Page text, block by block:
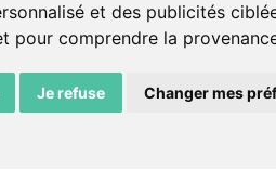
et des publicités
pour comprendre la
Je refuse Changer mes